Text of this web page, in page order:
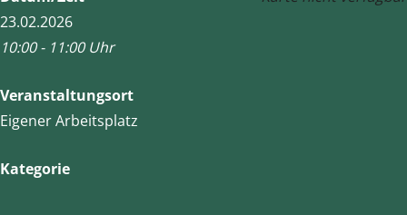
23.02.2026
10:00 - 11:00 Uhr
Veranstaltungsort
Eigener Arbeitsplatz
Kategorie